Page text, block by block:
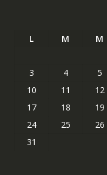
L M M
3
4 5
10
11 12
17
18 19
24
25 26
31